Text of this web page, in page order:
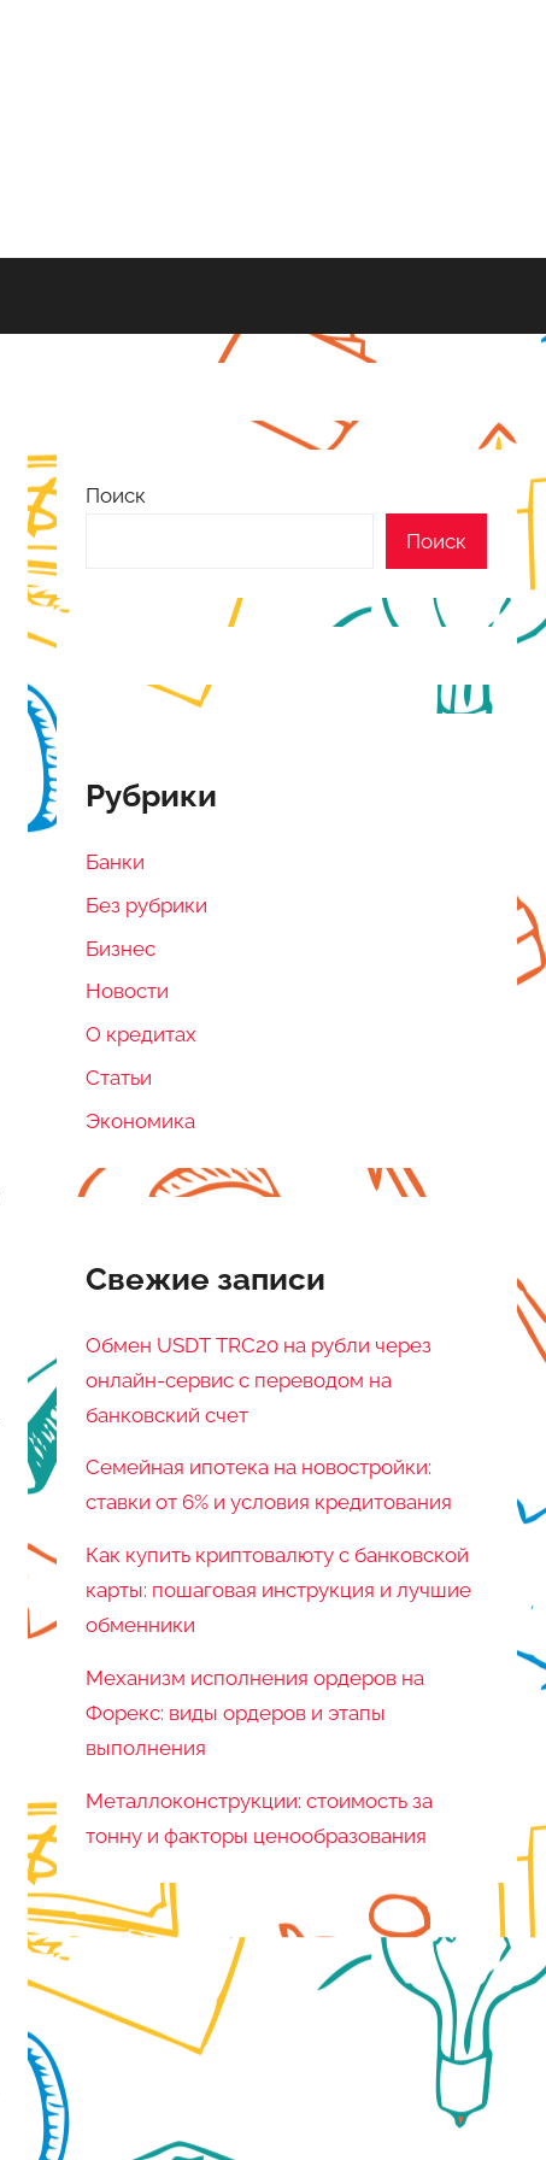
Поиск
Поиск
Рубрики
Банки
Без рубрики
Бизнес
Новости
О кредитах
Статьи
Экономика
Свежие записи
Обмен USDT TRC20 на рубли через
онлайн-сервис с переводом на
банковский счет
Семейная ипотека на новостройки:
ставки от 6% и условия кредитования
Как купить криптовалюту с банковской
карты: пошаговая инструкция и лучшие
обменники
Механизм исполнения ордеров на
Форекс: виды ордеров и этапы
выполнения
Металлоконструкции: стоимость за
тонну и факторы ценообразования